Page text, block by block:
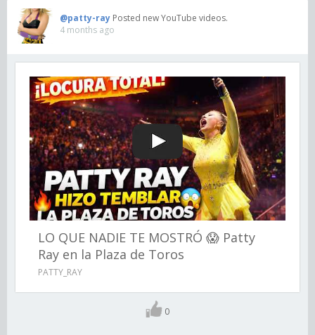
@patty-ray Posted new YouTube videos.
4 months ago
LO QUE NADIE TE MOSTRÓ 😱 Patty
Ray en la Plaza de Toros
PATTY_RAY
0